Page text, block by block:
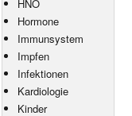
HNO
Hormone
Immunsystem
Impfen
Infektionen
Kardiologie
Kinder